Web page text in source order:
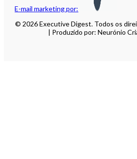
E-mail marketing por:
© 2026 Executive Digest. Todos os
| Produzido por: Neurónio